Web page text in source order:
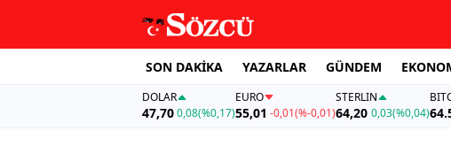
SON DAKİKA YAZARLAR GÜNDEM
DOLAR
47,700,08(%0,17)
EURO
55,01 -0,01(%-0,01)
STERLIN
64,20 0,03(%0,04)